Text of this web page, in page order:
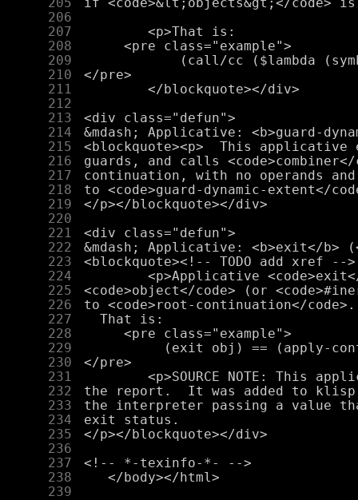
    205
    206
    207
    208
    209
    210
    211
    212
    213
    214
    215
    216
    217
    218
    219
    220
    221
    222
    223
    224
    225
    226
    227
    228
    229
    230
    231
    232
    233
    234
    235
    236
    237
    238
    239